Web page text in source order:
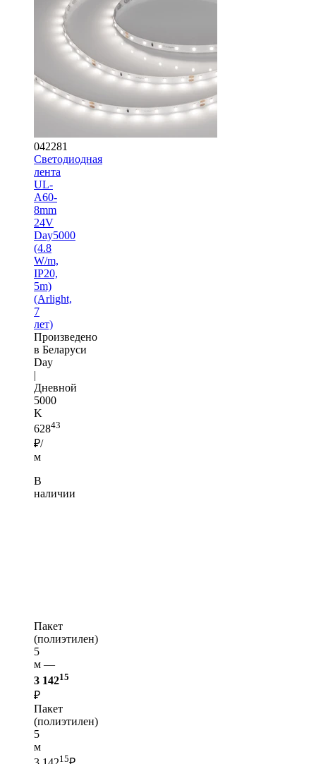
042281
Светодиодная
лента
UL-
A60-
8mm
24V
Day5000
(4.8
W/m,
IP20,
5m)
(Arlight,
7
лет)
Произведено
в Беларуси
Day
|
Дневной
5000
K
62843
₽/
м
В
наличии
Пакет
(полиэтилен)
5
м —
3 14215
₽
Пакет
(полиэтилен)
5
м
15